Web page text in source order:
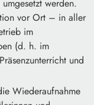
werden.
vor Ort – in aller
im
(d. h. im
und
Wiederaufnahme